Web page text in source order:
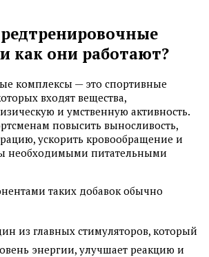
как они работают?
комплексы — это спортивные
входят вещества,
и умственную активность.
повысить выносливость,
ускорить кровообращение и
необходимыми питательными
таких добавок обычно
из главных стимуляторов, который
энергии, улучшает реакцию и